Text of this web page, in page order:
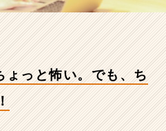
ょっと怖い。でも、ち